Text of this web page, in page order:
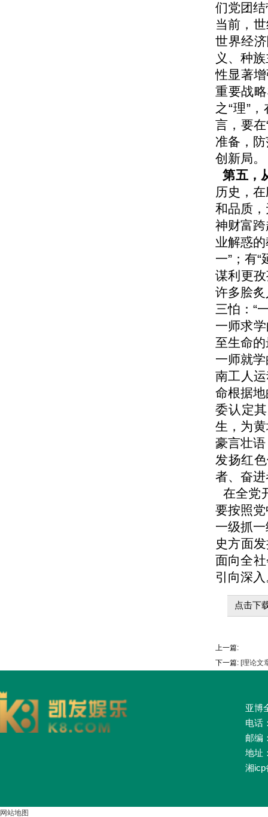
们党团
当前，
世界经
义、种
性显著
重要战
之“理”
言，要
准备，
创新局。
第五，
历史，
和品质
神财富
业解惑
一”；有
谋利更
许多脍
三怕：“
一师求
至生命
一师就
南工人
命根据
委认定
生，为
豪言壮
发扬红
者、奋
在全党
要按照
一级抓
史方面
面向全
引向深
点击下
上一篇:
下一篇: [理论文
亚博
电话
邮编
地址
湘icp
网站地图